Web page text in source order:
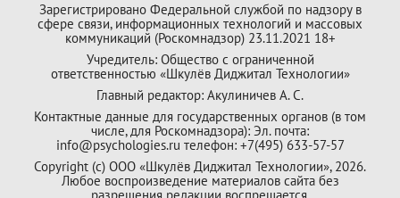
Зарегистрировано Федеральной службой по надзору в
сфере связи, информационных технологий и массовых
коммуникаций (Роскомнадзор) 23.11.2021 18+
Учредитель: Общество с ограниченной
ответственностью «Шкулёв Диджитал Технологии»
Главный редактор: Акулиничев А. С.
Контактные данные для государственных органов (в том
числе, для Роскомнадзора): Эл. почта:
info@psychologies.ru телефон: +7(495) 633-57-57
Copyright (с) ООО «Шкулёв Диджитал Технологии», 2026.
Любое воспроизведение материалов сайта без